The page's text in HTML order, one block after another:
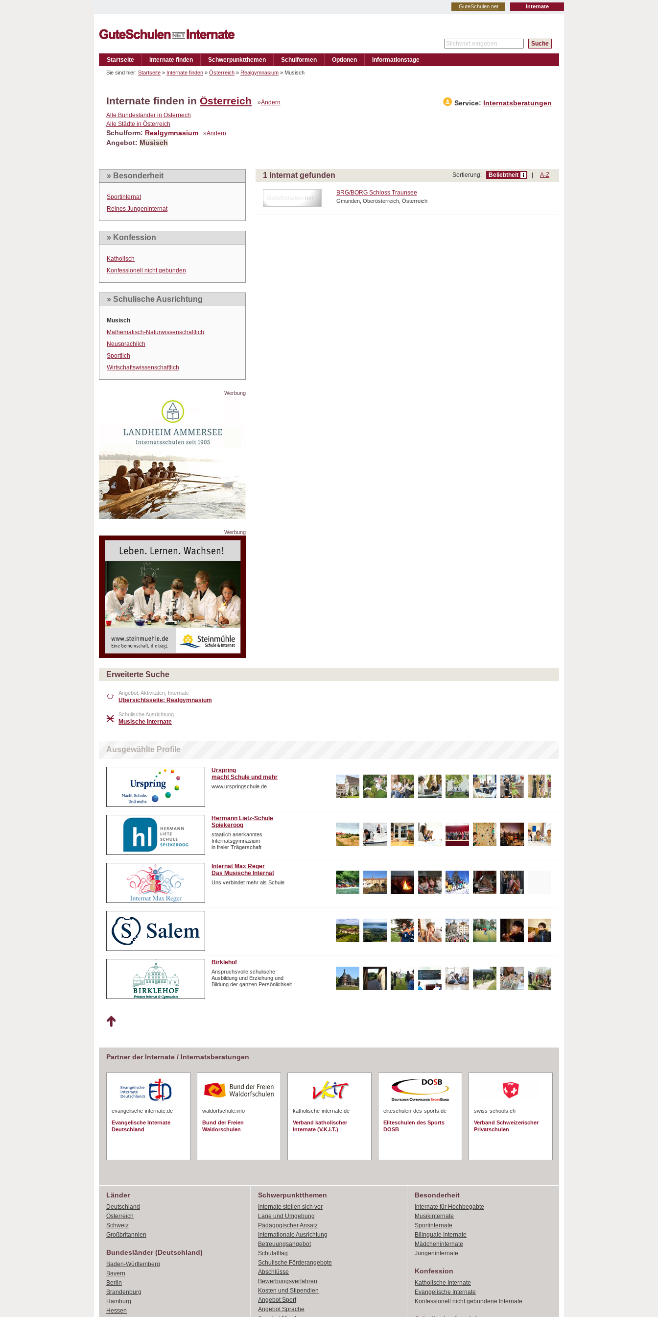
Internate
GuteSchulen.net
Startseite Internate finden Schwerpunktthemen Schulformen Optionen Informationstage
Sie sind hier: Startseite » Internate finden » Österreich » Realgymnasium » Musisch
Internate finden in Österreich »Ändern Service: Internatsberatungen
Alle Bundesländer in Österreich
Alle Städte in Österreich
Schulform: Realgymnasium »Ändern
Angebot: Musisch
» Besonderheit
Sportinternat
Reines Jungeninternat
» Konfession
Katholisch
Konfessionell nicht gebunden
» Schulische Ausrichtung
Musisch
Mathematisch-Naturwissenschaftlich
Neusprachlich
Sportlich
Wirtschaftswissenschaftlich
Werbung
Werbung
1 Internat gefunden Sortierung: Beliebtheit A-Z
BRG/BORG Schloss Traunsee
Gmunden, Oberösterreich, Österreich
Erweiterte Suche
Angebot, Aktivitäten, Internate
Übersichtsseite: Realgymnasium
Schulische Ausrichtung
Musische Internate
Ausgewählte Profile
Urspring
macht Schule und mehr
www.urspringschule.de
Hermann Lietz-Schule
Spiekeroog
staatlich anerkanntes
Internatsgymnasium
in freier Trägerschaft
Internat Max Reger
Das Musische Internat
Uns verbindet mehr als Schule
Birklehof
Anspruchsvolle schulische
Ausbildung und Erziehung und
Bildung der ganzen Persönlichkeit
Partner der Internate / Internatsberatungen
evangelische-internate.de
Evangelische Internate
Deutschland
waldorfschule.info
Bund der Freien
Waldorschulen
katholische-internate.de
Verband katholischer
Internate (V.K.I.T.)
eliteschulen-des-sports.de
Eliteschulen des Sports
DOSB
swiss-schools.ch
Verband Schweizerischer
Privatschulen
Länder
Deutschland
Österreich
Schweiz
Großbritannien
Bundesländer (Deutschland)
Baden-Württemberg
Bayern
Berlin
Brandenburg
Hamburg
Hessen
Schwerpunktthemen
Internate stellen sich vor
Lage und Umgebung
Pädagogischer Ansatz
Internationale Ausrichtung
Betreuungsangebot
Schulalltag
Schulische Förderangebote
Abschlüsse
Bewerbungsverfahren
Kosten und Stipendien
Angebot Sport
Angebot Sprache
Besonderheit
Internate für Hochbegabte
Musikinternate
Sportinternate
Bilinguale Internate
Mädcheninternate
Jungeninternate
Konfession
Katholische Internate
Evangelische Internate
Konfessionell nicht gebundene Internate